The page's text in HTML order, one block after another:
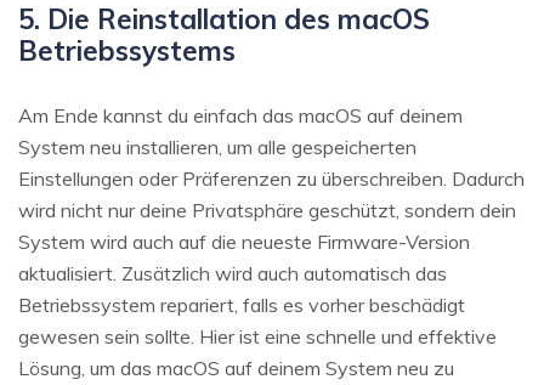
5. Die Reinstallation des macOS
Betriebssystems
Am Ende kannst du einfach das macOS auf deinem
System neu installieren, um alle gespeicherten
Einstellungen oder Präferenzen zu überschreiben. Dadurch
wird nicht nur deine Privatsphäre geschützt, sondern dein
System wird auch auf die neueste Firmware-Version
aktualisiert. Zusätzlich wird auch automatisch das
Betriebssystem repariert, falls es vorher beschädigt
gewesen sein sollte. Hier ist eine schnelle und effektive
Lösung, um das macOS auf deinem System neu zu